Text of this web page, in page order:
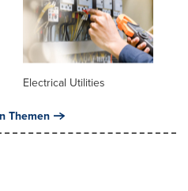
Electrical Utilities
Themen